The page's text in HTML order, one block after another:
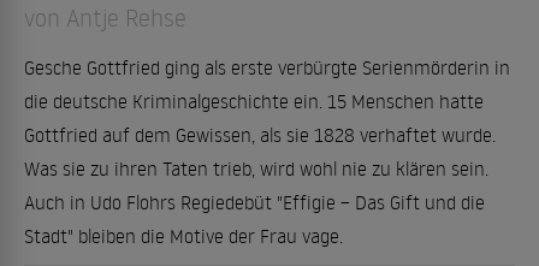
von Antje Rehse
Gesche Gottfried ging als erste verbürgte Serienmörderin in
die deutsche Kriminalgeschichte ein. 15 Menschen hatte
Gottfried auf dem Gewissen, als sie 1828 verhaftet wurde.
Was sie zu ihren Taten trieb, wird wohl nie zu klären sein.
Auch in Udo Flohrs Regiedebüt "Effigie – Das Gift und die
Stadt" bleiben die Motive der Frau vage.